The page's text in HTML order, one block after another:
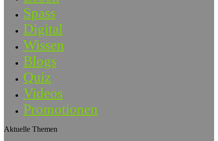
Spass
Digital
Wissen
Blogs
Quiz
Videos
Promotionen
Aktuelle Themen